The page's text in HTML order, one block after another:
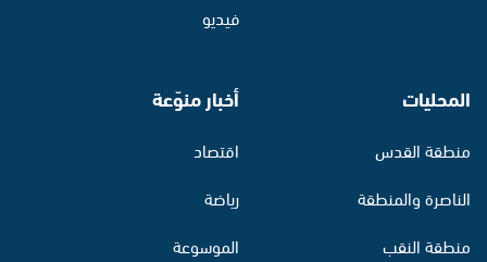
فيديو
المحليات
منطقة القدس
الناصرة والمنطقة
منطقة النقب
أخبار منوّعة
اقتصاد
رياضة
الموسوعة